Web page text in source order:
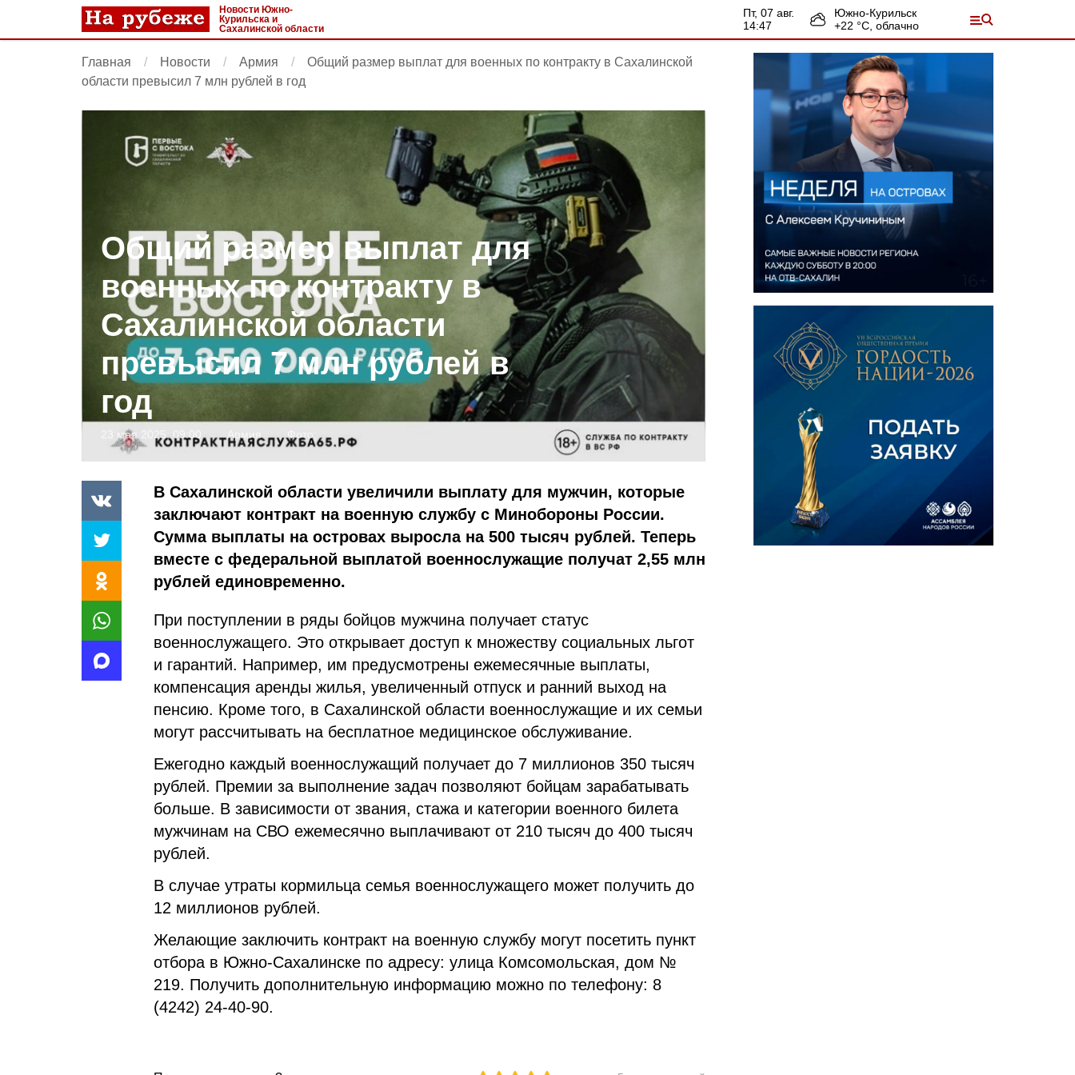
Новости Южно-
Курильска и
Сахалинской области
пт, 07 авг.
14:47
Южно-Курильск
+22 °С, облачно
Главная Новости Армия
Общий размер выплат для военных по контракту в Сахалинской
области превысил 7 млн рублей в год
Общий размер выплат для
военных по контракту в
Сахалинской области
превысил 7 млн рублей в
год
23 мая 2025, 09:00 Армия Фото:
В Сахалинской области увеличили выплату для мужчин, которые
заключают контракт на военную службу с Минобороны России.
Сумма выплаты на островах выросла на 500 тысяч рублей. Теперь
вместе с федеральной выплатой военнослужащие получат 2,55 млн
рублей единовременно.
При поступлении в ряды бойцов мужчина получает статус
военнослужащего. Это открывает доступ к множеству социальных льгот
и гарантий. Например, им предусмотрены ежемесячные выплаты,
компенсация аренды жилья, увеличенный отпуск и ранний выход на
пенсию. Кроме того, в Сахалинской области военнослужащие и их семьи
могут рассчитывать на бесплатное медицинское обслуживание.
Ежегодно каждый военнослужащий получает до 7 миллионов 350 тысяч
рублей. Премии за выполнение задач позволяют бойцам зарабатывать
больше. В зависимости от звания, стажа и категории военного билета
мужчинам на СВО ежемесячно выплачивают от 210 тысяч до 400 тысяч
рублей.
В случае утраты кормильца семья военнослужащего может получить до
12 миллионов рублей.
Желающие заключить контракт на военную службу могут посетить пункт
отбора в Южно-Сахалинске по адресу: улица Комсомольская, дом №
219. Получить дополнительную информацию можно по телефону: 8
(4242) 24-40-90.